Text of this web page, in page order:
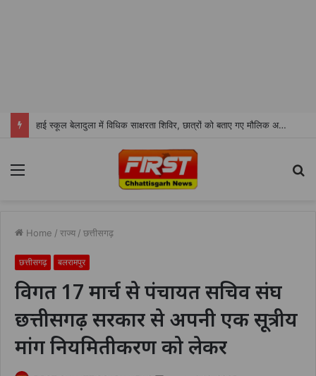
हाई स्कूल बेलादुला में विधिक साक्षरता शिविर, छात्रों को बताए गए मौलिक अधिकार
Menu
Home / राज्य / छत्तीसगढ़
छत्तीसगढ़ बलरामपुर
विगत 17 मार्च से पंचायत सचिव संघ
छत्तीसगढ़ सरकार से अपनी एक सूत्रीय
मांग नियमितीकरण को लेकर